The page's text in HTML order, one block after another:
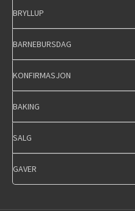
BRYLLUP
BARNEBURSDAG
KONFIRMASJON
BAKING
SALG
GAVER